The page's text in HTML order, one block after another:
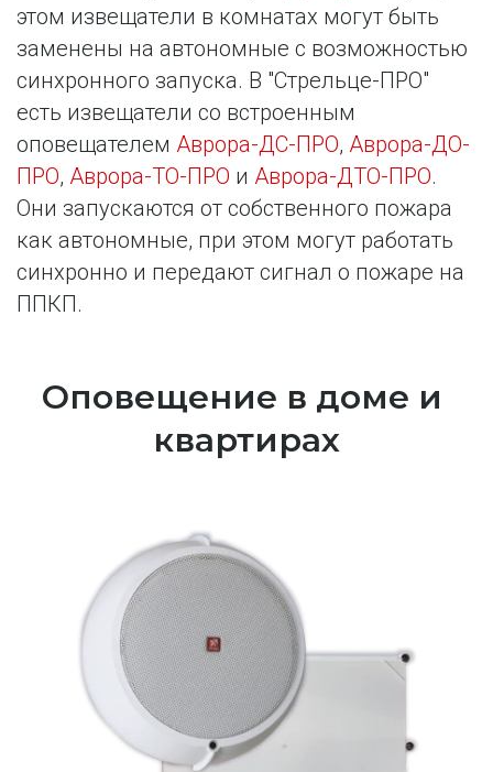
этом извещатели в комнатах могут быть
заменены на автономные с возможностью
синхронного запуска. В "Стрельце-ПРО"
есть извещатели со встроенным
оповещателем Аврора-ДС-ПРО, Аврора-ДО-
ПРО, Аврора-ТО-ПРО и Аврора-ДТО-ПРО.
Они запускаются от собственного пожара
как автономные, при этом могут работать
синхронно и передают сигнал о пожаре на
ППКП.
Оповещение в доме и
квартирах